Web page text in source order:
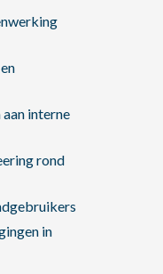
interne
rond
in